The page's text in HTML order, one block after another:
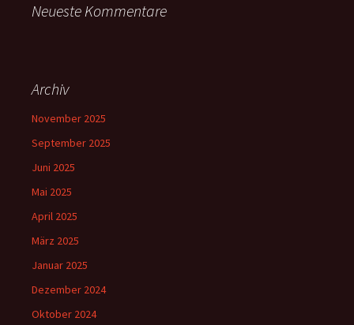
Neueste Kommentare
Archiv
November 2025
September 2025
Juni 2025
Mai 2025
April 2025
März 2025
Januar 2025
Dezember 2024
Oktober 2024